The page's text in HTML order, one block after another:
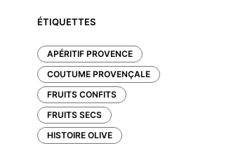
ÉTIQUETTES
APÉRITIF PROVENCE
COUTUME PROVENÇALE
FRUITS CONFITS
FRUITS SECS
HISTOIRE OLIVE